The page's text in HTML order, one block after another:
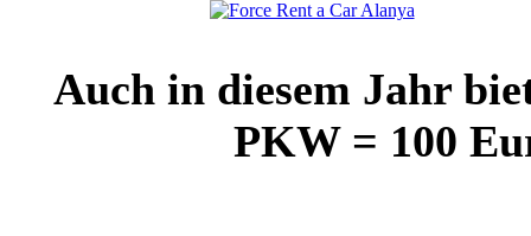
Auch in diesem Jahr
PKW = 100